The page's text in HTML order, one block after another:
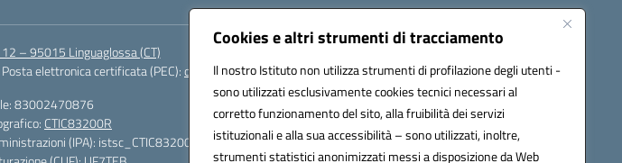
Cookies e altri strumenti di tracciamento
Il nostro Istituto non utilizza strumenti di profilazione degli utenti -
sono utilizzati esclusivamente cookies tecnici necessari al
corretto funzionamento del sito, alla fruibilità dei servizi
istituzionali e alla sua accessibilità – sono utilizzati, inoltre,
strumenti statistici anonimizzati messi a disposizione da Web
– 95015 Linguaglossa (CT)
Posta elettronica certificata (PEC):ctic83200r@pec.istruzione.it
83002470876
CTIC83200R
(IPA): istsc_CTIC83200R